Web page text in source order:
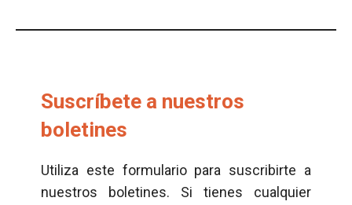
Suscríbete a nuestros
boletines
Utiliza este formulario para suscribirte a
nuestros boletines. Si tienes cualquier